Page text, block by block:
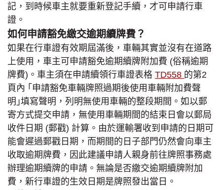
記，到時候車主就要重新登記手續，才可申請行車
證。
如何申請豁免繳交逾期續牌費？
如果在行車證有效期屆滿後，車輛其實並沒有在道路
上使用，車主可申請豁免逾期續牌附加費 (俗稱逾期
牌費)。車主須在申請續領行車證表格 TD558 的第2
頁內 ｢申請豁免車輛牌照過期後使用車輛附加費聲
明｣填寫聲明，列明無使用車輛的整段期間。如以郵
寄方式提交申請，無使用車輛期間的結束日會以郵局
收件日期 (郵戳) 計算。由於運輸署收到申請的日期可
能會遲過郵戳日期，而期間的日子部門仍然會向車主
收取逾期牌費，因此建議申請人親身前往牌照事務處
辦理逾期續牌的申請。無論是否繳交逾期續牌附加
費，新行車證的生效日期是牌照發出當日。